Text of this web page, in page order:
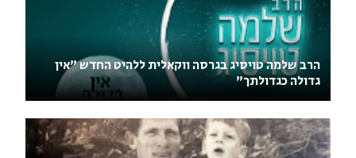
הרב שלמה טויסיג בגרסה ווקאלית ללהיט החדש "אין
גדולה כגדולתך"